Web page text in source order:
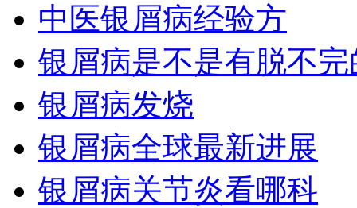
中医银屑病经验方
银屑病是不是有脱不完
银屑病发烧
银屑病全球最新进展
银屑病关节炎看哪科